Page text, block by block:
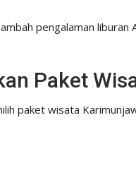
pengalaman liburan
Paket
paket wisata